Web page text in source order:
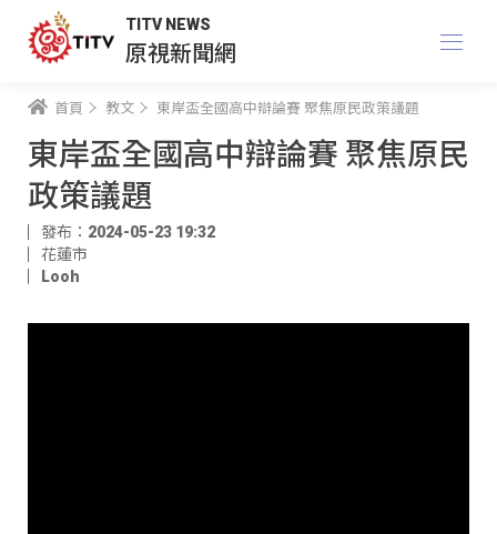
TITV NEWS
原視新聞網
首頁 教文 東岸盃全國高中辯論賽 聚焦原民政策議題
東岸盃全國高中辯論賽 聚焦原民
政策議題
發布：2024-05-23 19:32
花蓮市
Looh